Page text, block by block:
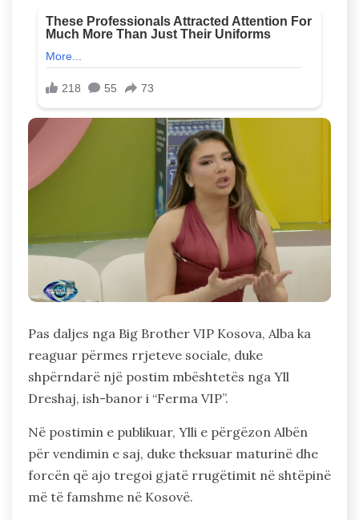
Pas daljes nga Big Brother VIP Kosova, Alba ka
reaguar përmes rrjeteve sociale, duke
shpërndarë një postim mbështetës nga Yll
Dreshaj, ish-banor i “Ferma VIP”.
Në postimin e publikuar, Ylli e përgëzon Albën
për vendimin e saj, duke theksuar maturinë dhe
forcën që ajo tregoi gjatë rrugëtimit në shtëpinë
më të famshme në Kosovë.